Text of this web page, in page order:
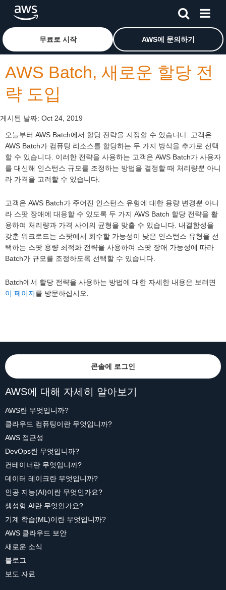
메인 콘텐츠로 건너뛰기Amazon Web Services 홈 페이지로 돌아가려면 여기를 클
무료로 시작 AWS에 문의하기
AWS Batch, 새로운 할당 전
략 도입
게시된 날짜: Oct 24, 2019
오늘부터 AWS Batch에서 할당 전략을 지정할 수 있습니다. 고객은
AWS Batch가 컴퓨팅 리소스를 할당하는 두 가지 방식을 추가로 선택
할 수 있습니다. 이러한 전략을 사용하는 고객은 AWS Batch가 사용자
를 대신해 인스턴스 규모를 조정하는 방법을 결정할 때 처리량뿐 아니
라 가격을 고려할 수 있습니다.
고객은 AWS Batch가 주어진 인스턴스 유형에 대한 용량 변경뿐 아니
라 스팟 장애에 대응할 수 있도록 두 가지 AWS Batch 할당 전략을 활
용하여 처리량과 가격 사이의 균형을 맞출 수 있습니다. 내결함성을
갖춘 워크로드는 스팟에서 회수할 가능성이 낮은 인스턴스 유형을 선
택하는 스팟 용량 최적화 전략을 사용하여 스팟 장애 가능성에 따라
Batch가 규모를 조정하도록 선택할 수 있습니다.
Batch에서 할당 전략을 사용하는 방법에 대한 자세한 내용은 보려면
이 페이지를 방문하십시오.
콘솔에 로그인
AWS에 대해 자세히 알아보기
AWS란 무엇입니까?
클라우드 컴퓨팅이란 무엇입니까?
AWS 접근성
DevOps란 무엇입니까?
컨테이너란 무엇입니까?
데이터 레이크란 무엇입니까?
인공 지능(AI)이란 무엇인가요?
생성형 AI란 무엇인가요?
기계 학습(ML)이란 무엇입니까?
AWS 클라우드 보안
새로운 소식
블로그
보도 자료